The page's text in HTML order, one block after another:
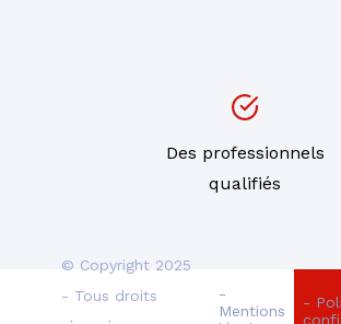
Des professionnels
qualifiés
© Copyright 2025
- Tous droits
-
Mentions
-